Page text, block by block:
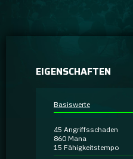
GA Coachie Chat
EIGENSCHAFTEN
Basiswerte
45 Angriffsschaden
860 Mana
15 Fähigkeitstempo